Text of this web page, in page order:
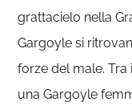
grattacielo nella
Gargoyle si
forze del male. Tra
una Gargoyle